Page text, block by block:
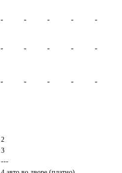
- - - - -
- - - - -
- - - - -
2
3
---